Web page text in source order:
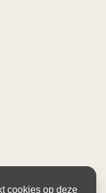
cookies op deze